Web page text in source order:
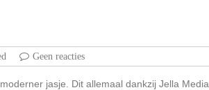
Geen reacties
jasje. Dit allemaal dankzij Jella Media.